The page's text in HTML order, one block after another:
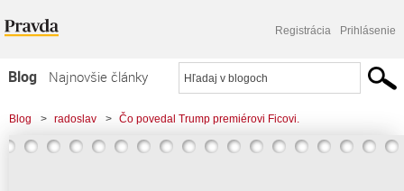
Registrácia Prihlásenie
Blog
Najnovšie články
Najčítanejšie články
Najkomentovanejšie články
Blog > radoslav > Čo povedal Trump premiérovi Ficovi.